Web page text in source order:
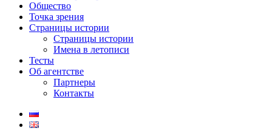
Общество
Точка зрения
Страницы истории
Страницы истории
Имена в летописи
Тесты
Об агентстве
Партнеры
Контакты